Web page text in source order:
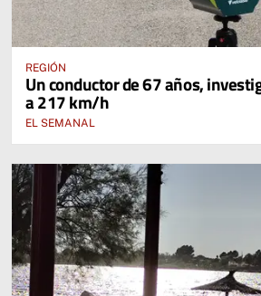
REGIÓN
Un conductor de 67 años,
a 217 km/h
EL SEMANAL